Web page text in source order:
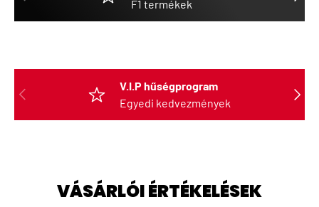
F1 termékek
ELŐZŐ
V.I.P hűségprogram
Egyedi kedvezmények
VÁSÁRLÓI ÉRTÉKELÉSEK